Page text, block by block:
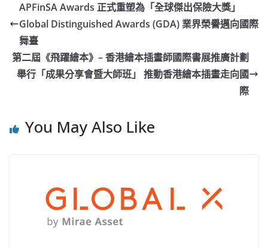
APFinSA Awards 正式重塑為「全球傑出保險大獎」
Global Distinguished Awards (GDA) 業界榮譽邁向國際
舞臺
第二屆《飛躍繪本》– 香港繪本插畫師國際書展推廣計劃
舉行「成果分享會暨大師班」 推動香港繪本插畫走向國
際
You May Also Like